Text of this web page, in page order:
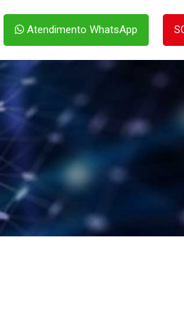
Atendimento WhatsApp